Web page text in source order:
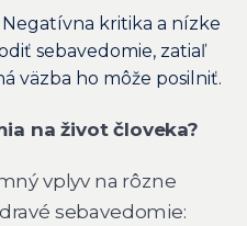
Negatívna kritika a nízke
sebavedomie, zatiaľ
väzba ho môže posilniť.
na život človeka?
vplyv na rôzne
sebavedomie: